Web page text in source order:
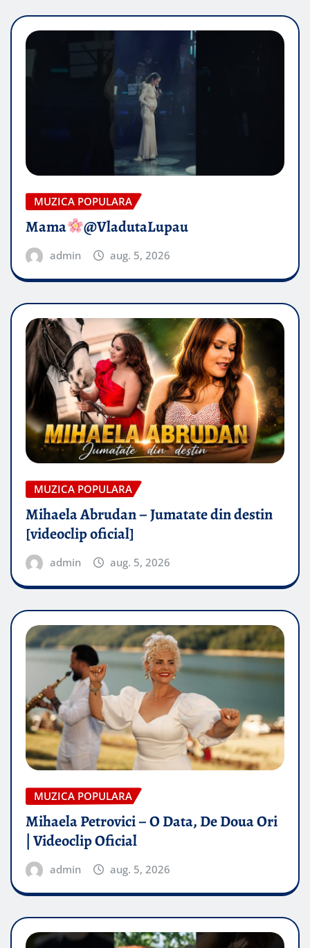
MUZICA POPULARA
Mama @VladutaLupau
admin aug. 5, 2026
MUZICA POPULARA
Mihaela Abrudan – Jumatate din destin
[videoclip oficial]
admin aug. 5, 2026
MUZICA POPULARA
Mihaela Petrovici – O Data, De Doua Ori
| Videoclip Oficial
admin aug. 5, 2026